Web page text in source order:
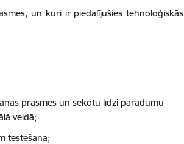
un kuri ir piedalījušies tehnoloģiskās
prasmes un sekotu līdzi paradumu
veidā;
testēšana;